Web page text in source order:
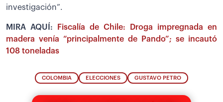
investigación”.
MIRA AQUÍ:
Fiscalía de Chile: Droga impregnada en
madera venía “principalmente de Pando”; se incautó
108 toneladas
COLOMBIA ELECCIONES GUSTAVO PETRO